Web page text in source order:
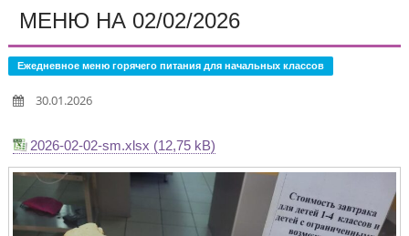
МЕНЮ НА 02/02/2026
Ежедневное меню горячего питания для начальных классов
30.01.2026
2026-02-02-sm.xlsx